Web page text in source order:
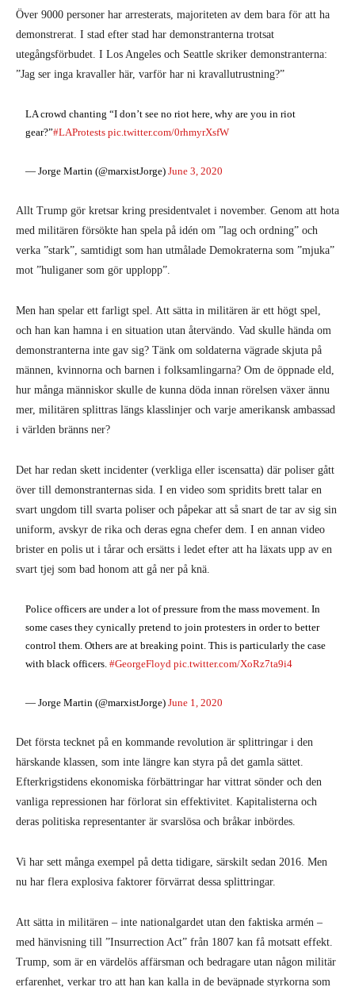
Över 9000 personer har arresterats, majoriteten av dem bara för att ha
demonstrerat. I stad efter stad har demonstranterna trotsat
utegångsförbudet. I Los Angeles och Seattle skriker demonstranterna:
”Jag ser inga kravaller här, varför har ni kravallutrustning?”
LA crowd chanting “I don’t see no riot here, why are you in riot
gear?”#LAProtests pic.twitter.com/0rhmyrXsfW
— Jorge Martin (@marxistJorge)June 3, 2020
Allt Trump gör kretsar kring presidentvalet i november. Genom att hota
med militären försökte han spela på idén om ”lag och ordning” och
verka ”stark”, samtidigt som han utmålade Demokraterna som ”mjuka”
mot ”huliganer som gör upplopp”.
Men han spelar ett farligt spel. Att sätta in militären är ett högt spel,
och han kan hamna i en situation utan återvändo. Vad skulle hända om
demonstranterna inte gav sig? Tänk om soldaterna vägrade skjuta på
männen, kvinnorna och barnen i folksamlingarna? Om de öppnade eld,
hur många människor skulle de kunna döda innan rörelsen växer ännu
mer, militären splittras längs klasslinjer och varje amerikansk ambassad
i världen bränns ner?
Det har redan skett incidenter (verkliga eller iscensatta) där poliser gått
över till demonstranternas sida. I en video som spridits brett talar en
svart ungdom till svarta poliser och påpekar att så snart de tar av sig sin
uniform, avskyr de rika och deras egna chefer dem. I en annan video
brister en polis ut i tårar och ersätts i ledet efter att ha läxats upp av en
svart tjej som bad honom att gå ner på knä.
Police officers are under a lot of pressure from the mass movement. In
some cases they cynically pretend to join protesters in order to better
control them. Others are at breaking point. This is particularly the case
with black officers.#GeorgeFloyd pic.twitter.com/XoRz7ta9i4
— Jorge Martin (@marxistJorge)June 1, 2020
Det första tecknet på en kommande revolution är splittringar i den
härskande klassen, som inte längre kan styra på det gamla sättet.
Efterkrigstidens ekonomiska förbättringar har vittrat sönder och den
vanliga repressionen har förlorat sin effektivitet. Kapitalisterna och
deras politiska representanter är svarslösa och bråkar inbördes.
Vi har sett många exempel på detta tidigare, särskilt sedan 2016. Men
nu har flera explosiva faktorer förvärrat dessa splittringar.
Att sätta in militären – inte nationalgardet utan den faktiska armén –
med hänvisning till ”Insurrection Act” från 1807 kan få motsatt effekt.
Trump, som är en värdelös affärsman och bedragare utan någon militär
erfarenhet, verkar tro att han kan kalla in de beväpnade styrkorna som